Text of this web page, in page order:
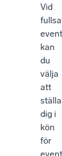
Vid
event
kan
du
välja
att
ställa
dig i
kön
för